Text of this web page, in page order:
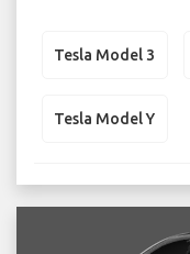
Tesla Model 3
Tesla Model Y